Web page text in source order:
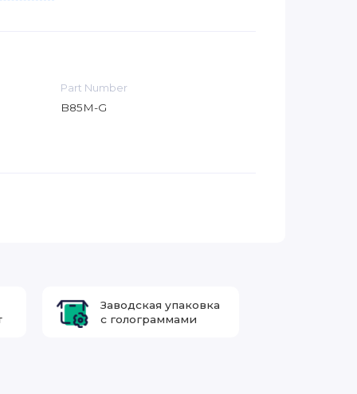
Part Number
B85M-G
Заводская упаковка
с голограммами